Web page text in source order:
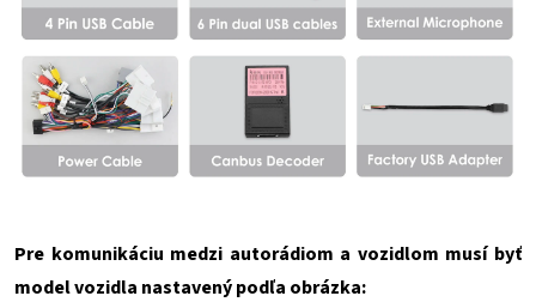
Pre komunikáciu medzi autorádiom a vozidlom musí byť
model vozidla nastavený podľa obrázka: